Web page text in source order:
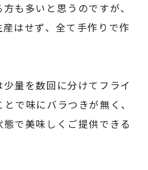
も多いと思うのですが、
はせず、全て手作りで作
量を数回に分けてフライ
で味にバラつきが無く、
で美味しくご提供できる